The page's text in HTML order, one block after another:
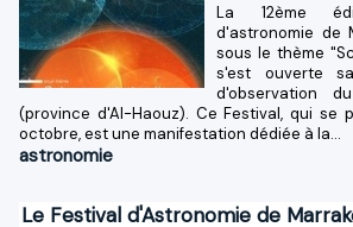
La 12ème
d'astronomie de
sous le thème
s'est ouverte
d'observation
(province d'Al-Haouz). Ce Festival, qui se
octobre, est une manifestation dédiée à la...
astronomie
Le Festival d'Astronomie de